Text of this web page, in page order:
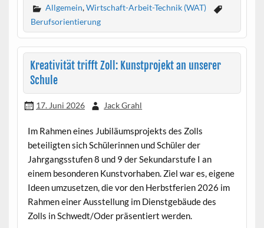
Allgemein,Wirtschaft-Arbeit-Technik (WAT)
Berufsorientierung
Kreativität trifft Zoll: Kunstprojekt an unserer
Schule
17. Juni 2026 Jack Grahl
Im Rahmen eines Jubiläumsprojekts des Zolls
beteiligten sich Schülerinnen und Schüler der
Jahrgangsstufen 8 und 9 der Sekundarstufe I an
einem besonderen Kunstvorhaben. Ziel war es, eigene
Ideen umzusetzen, die vor den Herbstferien 2026 im
Rahmen einer Ausstellung im Dienstgebäude des
Zolls in Schwedt/Oder präsentiert werden.